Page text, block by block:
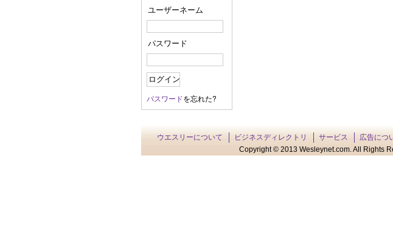
ユーザーネーム
パスワード
パスワードを忘れた?
ウエスリーについて ビジネスディレクトリ サービス 広告につ
Copyright © 2013 Wesleynet.com. All Rights